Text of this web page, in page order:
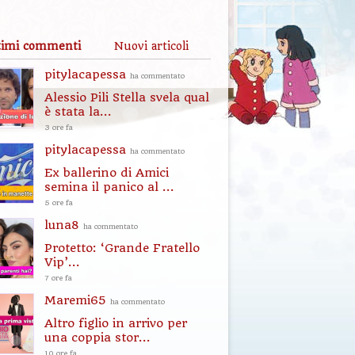
commenti Nuovi articoli
pitylacapessa ha commentato
Alessio Pili Stella svela qual
è stata la...
3 ore fa
pitylacapessa ha commentato
Ex ballerino di Amici
semina il panico al ...
5 ore fa
luna8 ha commentato
Protetto: ‘Grande Fratello
Vip’...
7 ore fa
Maremi65 ha commentato
Altro figlio in arrivo per
una coppia stor...
10 ore fa